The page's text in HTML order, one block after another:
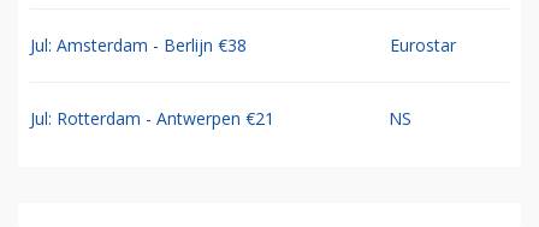
Jul: Amsterdam - Berlijn €38 Eurostar
Jul: Rotterdam - Antwerpen €21 NS